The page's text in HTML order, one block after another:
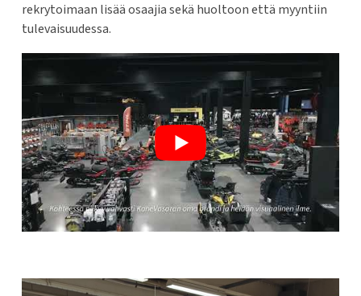
rekrytoimaan lisää osaajia sekä huoltoon että myyntiin
tulevaisuudessa.